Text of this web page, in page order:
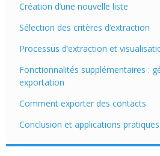
Création d’une nouvelle liste
Sélection des critères d’extraction
Processus d’extraction et
Fonctionnalités supplémentaires :
exportation
Comment exporter des contacts
Conclusion et applications pratiques